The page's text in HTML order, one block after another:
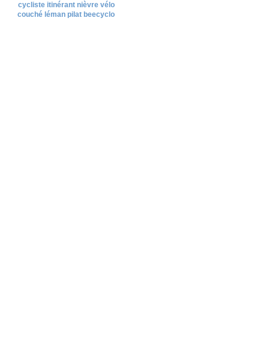
cycliste itinérant nièvre vélo
couché léman pilat beecyclo